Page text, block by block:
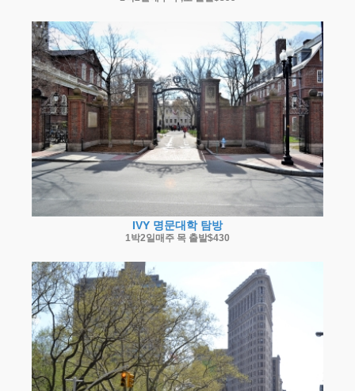
IVY 명문대학 탐방
1박2일매주 목 출발$430